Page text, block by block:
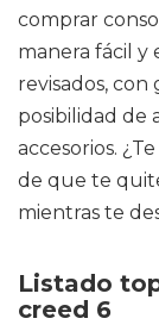
comprar
manera fácil y
revisados,
posibilidad de
accesorios.
de que te
mientras te
Listado
creed 6